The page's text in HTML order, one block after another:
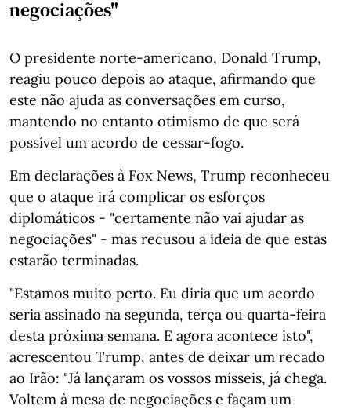
negociações"
O presidente norte-americano, Donald Trump,
reagiu pouco depois ao ataque, afirmando que
este não ajuda as conversações em curso,
mantendo no entanto otimismo de que será
possível um acordo de cessar-fogo.
Em declarações à Fox News, Trump reconheceu
que o ataque irá complicar os esforços
diplomáticos - "certamente não vai ajudar as
negociações" - mas recusou a ideia de que estas
estarão terminadas.
"Estamos muito perto. Eu diria que um acordo
seria assinado na segunda, terça ou quarta-feira
desta próxima semana. E agora acontece isto",
acrescentou Trump, antes de deixar um recado
ao Irão: "Já lançaram os vossos mísseis, já chega.
Voltem à mesa de negociações e façam um